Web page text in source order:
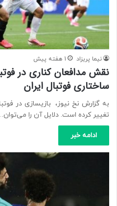
نیما پریزاد 1 هفته پیش
نقش مدافعان کناری در
ساختاری فوتبال ایران
به گزارش نخ نیوز، بازیسازی در
تغییر کرده است. دلایل آن را
ادامه خبر